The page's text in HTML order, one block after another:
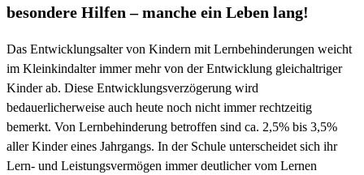
besondere Hilfen – manche ein Leben lang!
Das Entwicklungsalter von Kindern mit Lernbehinderungen weicht
im Kleinkindalter immer mehr von der Entwicklung gleichaltriger
Kinder ab. Diese Entwicklungsverzögerung wird
bedauerlicherweise auch heute noch nicht immer rechtzeitig
bemerkt. Von Lernbehinderung betroffen sind ca. 2,5% bis 3,5%
aller Kinder eines Jahrgangs. In der Schule unterscheidet sich ihr
Lern- und Leistungsvermögen immer deutlicher vom Lernen